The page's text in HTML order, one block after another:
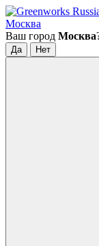
Москва
Ваш город Москва